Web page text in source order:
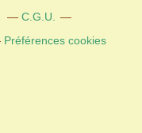
C.G.U.
Préférences cookies